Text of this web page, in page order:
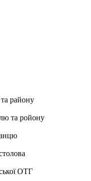
району
та ройону
ОТГ